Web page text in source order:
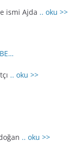
ismi Ajda .. oku >>
.. oku >>
.. oku >>